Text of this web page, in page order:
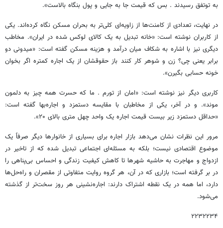
به توتفق رسیدند . بس که قیمت جا به جایی و پول بنگاه بالاست».
در نهایت، تعدادی از کامنت‌ها از زاویه‌ای کلی‌تر به بحران مسکن نگاه کرده‌اند. یکی
از کاربران نوشته است: «خانه تبدیل به یک کالای لوکس شده در ایران». مخاطب
دیگری نیز با اشاره به شکاف میان درآمد و هزینه مسکن گفته است: «میدونی دو
برابر یعنی چی؟ زن و شوهر کار کنند باز حقوقشان از یک اجاره کمتره اگر بخوان
خونه حسابی بگیرن».
کاربری دیگر نیز نوشته است: «امان از تورم . ما که حسرت همه چیز به دلمون
موند». و در آخر، یکی از مخاطبان با مقایسه دستمزد و اجاره‌بها گفته است:
«حداقل دستمزد زیر بیست قیمت اجاره یک واحد چهل متری بالای ۲۰».
مرور این نظرات نشان می‌دهد بازار اجاره برای بسیاری از خانوارها دیگر صرفاً یک
موضوع اقتصادی نیست؛ بلکه به مسئله‌ای اجتماعی تبدیل شده که از تاخیر در
ازدواج و مهاجرت به حاشیه شهرها تا کاهش کیفیت زندگی و احساس بی‌پناهی را
در بر گرفته است؛ بازاری که در آن، هر گروه روایت متفاوتی از مقصران و راه‌حل‌ها
دارد، اما همه در یک نقطه اشتراک دارند: اجاره‌نشینی هر روز سخت‌تر از گذشته
می‌شود.
۲۲۳۲۲۳۴